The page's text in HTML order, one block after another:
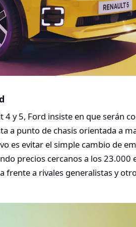
y 5, Ford insiste en que serán
a punto de chasis orientada a
es evitar el simple cambio de
precios cercanos a los 23.000
frente a rivales generalistas y